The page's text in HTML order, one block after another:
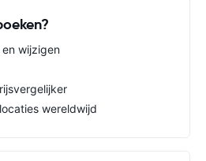
wijzigen
wereldwijd